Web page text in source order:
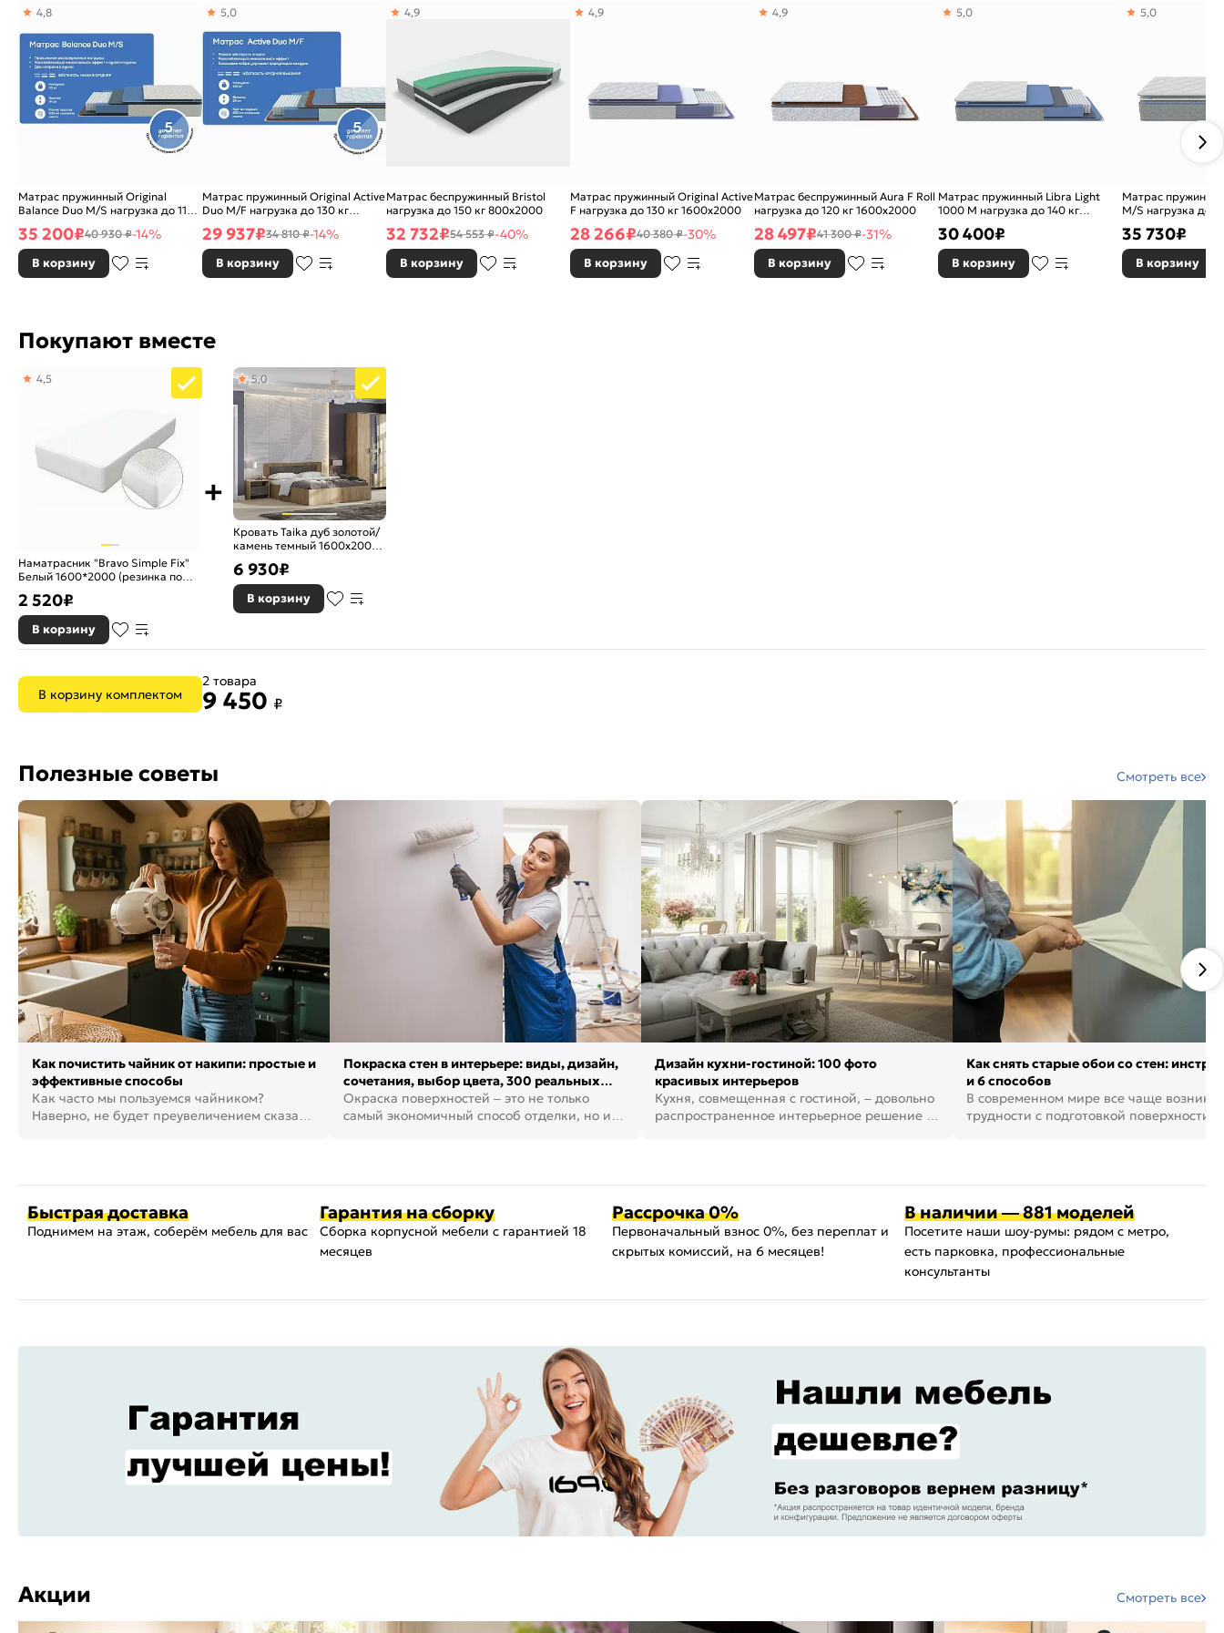
Коллекция:
Зима-лето:
Нет
С эффектом памяти:
Нет
Вертикальное хранение:
Нет
Вакуумная упаковка:
Стиль:
Современный
Съемный чехол:
Нет
Вид:
Односторонний
Матрас пружинный Original
Balance Duo M/S нагрузка до 115
4,8
35 200₽40 930 ₽-14%
В корзину
Матрас пружинный Original Active
Duo M/F нагрузка до 130 кг
5,0
29 937₽34 810 ₽-14%
В корзину
Матрас беспружинный Bristol
нагрузка до 150 кг 800x2000
4,9
32 732₽54 553 ₽-40%
В корзину
Матрас пружинный Original Active
F нагрузка до 130 кг 1600x2000
4,9
28 266₽40 380 ₽-30%
В корзину
Матрас беспружинный Aura F Roll
нагрузка до 120 кг 1600x2000
4,9
28 497₽41 300 ₽-31%
В корзину
Матрас пружинный Libra Light
1000 M нагрузка до 140 кг
5,0
30 400₽
В корзину
Матрас
M/S нагрузка до
5,0
35 730₽
В корзину
Покупают вместе
Наматрасник "Bravo Simple Fix"
Белый 1600*2000 (резинка по
4,5
2 520₽
В корзину
Кровать Taika дуб золотой/
камень темный 1600x2000,
5,0
6 930₽
В корзину
В корзину комплектом
2 товара
9 450 ₽
Полезные советы Смотреть все
Как почистить чайник от накипи: простые и
эффективные способы
Как часто мы пользуемся чайником?
Наверно, не будет преувеличением сказать,
Покраска стен в интерьере: виды, дизайн,
сочетания, выбор цвета, 300 реальных
фото
Окраска поверхностей – это не только
самый экономичный способ отделки, но и
Дизайн кухни-гостиной: 100 фото
красивых интерьеров
Кухня, совмещенная с гостиной, – довольно
распространенное интерьерное решение в
Как снять старые обои со стен:
и 6 способов
В современном мире все чаще
трудности с подготовкой поверхности
Быстрая доставка
Поднимем на этаж, соберём мебель для вас
Гарантия на сборку
Сборка корпусной мебели с гарантией 18
месяцев
Рассрочка 0%
Первоначальный взнос 0%, без переплат и
скрытых комиссий, на 6 месяцев!
В наличии — 881 моделей
Посетите наши шоу-румы: рядом с метро,
есть парковка, профессиональные
консультанты
Акции Смотреть все